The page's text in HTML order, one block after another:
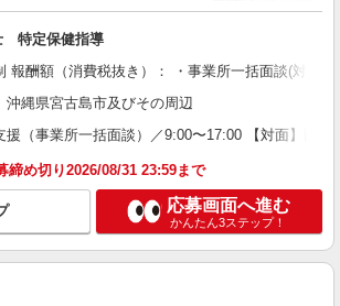
特定保健指導
報酬額（消費税抜き）： ・事業所一括面談(対
沖縄県宮古島市及びその周辺
援（事業所一括面談）／9:00〜17:00 【対面】面
締め切り2026/08/31 23:59まで
応募画面へ進む
かんたん3ステップ！